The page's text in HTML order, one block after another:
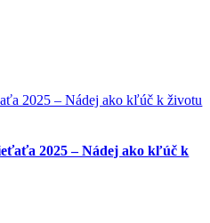
2025 – Nádej ako kľúč k životu
2025 – Nádej ako kľúč k